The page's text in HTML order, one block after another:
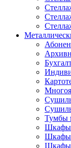
Тумбы
Шкафы
Шкафы
Шкафы